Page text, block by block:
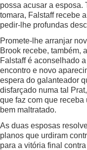
possa acusar a esposa.
tomara, Falstaff recebe
pedir-lhe profundas
Promete-lhe arranjar
Brook recebe, também,
Falstaff é aconselhado
encontro e novo
espera do galanteador
disfarçado numa tal
que faz com que
bem maltratado.
As duas esposas
planos que urdiram
para a vitória final